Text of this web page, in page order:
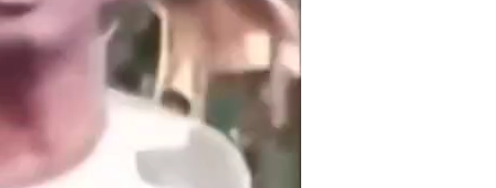
क्राइम
खेल खबर
मनोरंजन
ई-पेपर